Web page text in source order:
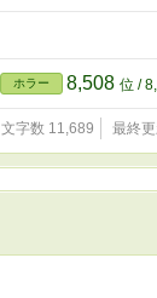
ホラー 8,508 位 /
文字数 11,689 最終